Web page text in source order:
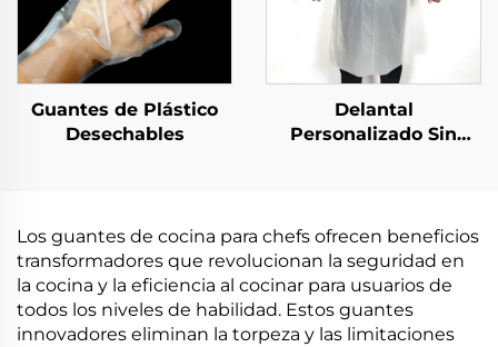
Guantes de Plástico
Desechables
Delantal
Personalizado Sin
Los guantes de cocina para chefs ofrecen beneficios
transformadores que revolucionan la seguridad en
la cocina y la eficiencia al cocinar para usuarios de
todos los niveles de habilidad. Estos guantes
innovadores eliminan la torpeza y las limitaciones